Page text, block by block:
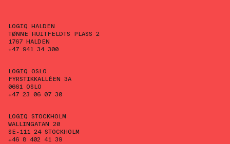
LOGIQ HALDEN
TØNNE HUITFELDTS PLASS 2
1767 HALDEN
+47 941 34 300
LOGIQ OSLO
FYRSTIKKALLÉEN 3A
0661 OSLO
+47 23 06 07 30
LOGIQ STOCKHOLM
WALLINGATAN 20
SE-111 24 STOCKHOLM
+46 8 402 41 39